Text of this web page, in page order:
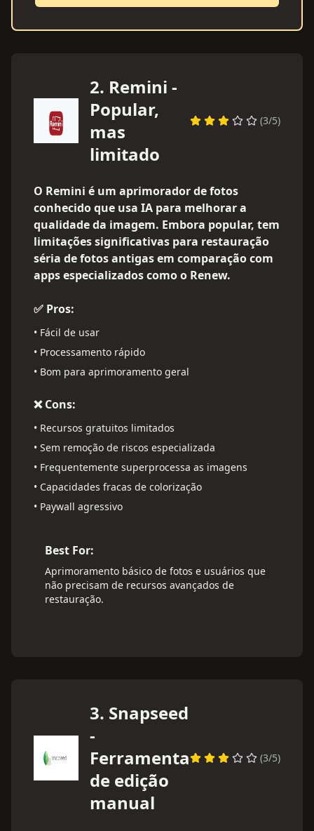
2. Remini -
Popular,
mas
limitado
(3/5)
O Remini é um aprimorador de fotos
conhecido que usa IA para melhorar a
qualidade da imagem. Embora popular, tem
limitações significativas para restauração
séria de fotos antigas em comparação com
apps especializados como o Renew.
✅ Pros:
• Fácil de usar
• Processamento rápido
• Bom para aprimoramento geral
❌ Cons:
• Recursos gratuitos limitados
• Sem remoção de riscos especializada
• Frequentemente superprocessa as imagens
• Capacidades fracas de colorização
• Paywall agressivo
Best For:
Aprimoramento básico de fotos e usuários que
não precisam de recursos avançados de
restauração.
3. Snapseed
-
Ferramenta
de edição
manual
(3/5)